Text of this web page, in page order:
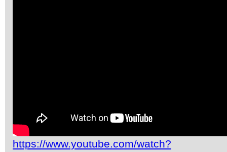
https://www.youtube.com/watch?